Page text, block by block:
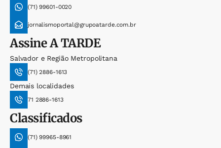
(71) 99601-0020
jornalismoportal@grupoatarde.com.br
AssineA TARDE
Salvador e Região Metropolitana
(71) 2886-1613
Demais localidades
71 2886-1613
Classificados
(71) 99965-8961